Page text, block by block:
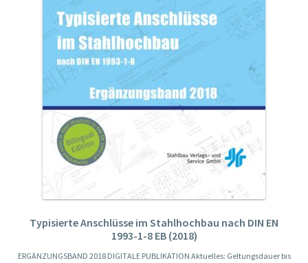
Typisierte Anschlüsse im Stahlhochbau nach DIN EN
1993-1-8 EB (2018)
ERGÄNZUNGSBAND 2018 DIGITALE PUBLIKATION Aktuelles: Geltungsdauer bis